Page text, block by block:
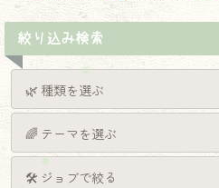
絞り込み検索